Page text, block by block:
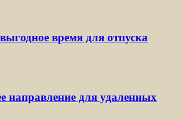
время для отпуска
направление для удаленных